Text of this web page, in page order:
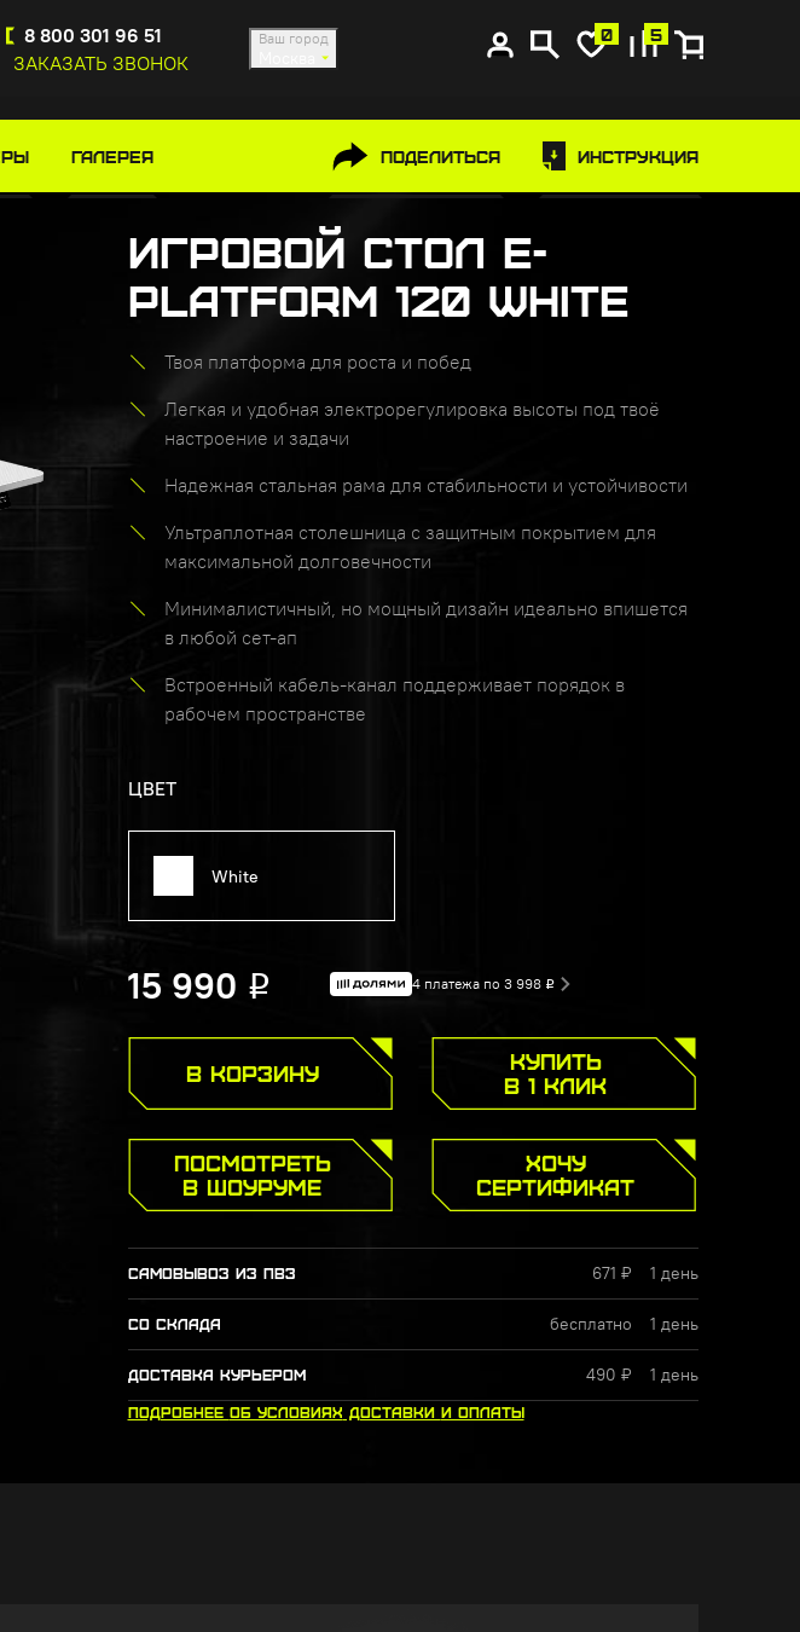
8 800 301 96 51
ЗАКАЗАТЬ ЗВОНОК
Ваш город 0 5
ГАЛЕРЕЯ Поделиться Инструкция
Игровой стол e-
Platform 120 White
Твоя платформа для роста и побед
Легкая и удобная электрорегулировка высоты под твоё
настроение и задачи
Надежная стальная рама для стабильности и устойчивости
Ультраплотная столешница с защитным покрытием для
максимальной долговечности
Минималистичный, но мощный дизайн идеально впишется
в любой сет-ап
Встроенный кабель-канал поддерживает порядок в
рабочем пространстве
ЦВЕТ
White
15 990 Р 4 платежа по 3 998 Р
В КОРЗИНУ
КУПИТЬ
В 1 КЛИК
ПОСМОТРЕТЬ
В ШОУРУМЕ
ХОЧУ
СЕРТИФИКАТ
САМОВЫВОЗ ИЗ ПВЗ 671 ₽ 1 день
СО СКЛАДА бесплатно 1 день
ДОСТАВКА КУРЬЕРОМ 490 ₽ 1 день
ПОДРОБНЕЕ ОБ УСЛОВИЯХ ДОСТАВКИ И ОПЛАТЫ